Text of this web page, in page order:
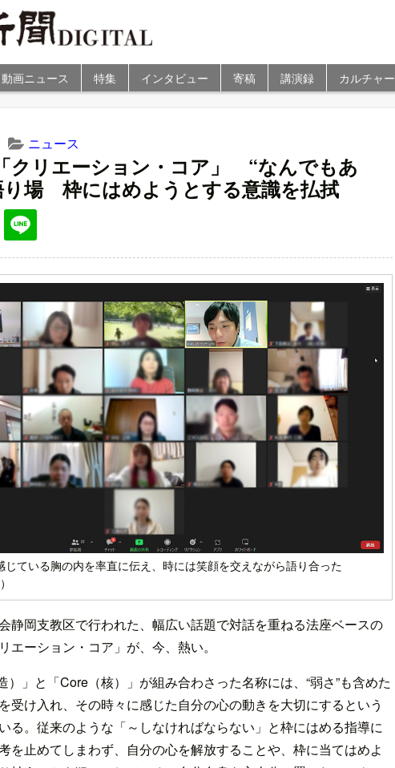
動画ニュース 特集 インタビュー 寄稿 講演録 カルチャー
ニュース
クリエーション・コア」 “なんでもあ
り場 枠にはめようとする意識を払拭
じている胸の内を率直に伝え、時には笑顔を交えながら語り合った
静岡支教区で行われた、幅広い話題で対話を重ねる法座ベースの
エーション・コア」が、今、熱い。
）」と「Core（核）」が組み合わさった名称には、“弱さ”も含めた
受け入れ、その時々に感じた自分の心の動きを大切にするという
る。従来のような「～しなければならない」と枠にはめる指導に
を止めてしまわず、自分の心を解放することや、枠に当てはめよ